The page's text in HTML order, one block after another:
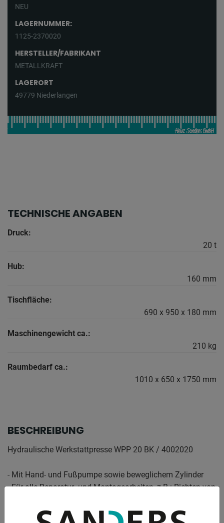
NEU
LAGERNUMMER:
1125-2370020
HERSTELLER/FABRIKANT
METALLKRAFT
LAGERORT
49779 Niederlangen
TECHNISCHE ANGABEN
Druck:
20 t
Hub:
160 mm
Tischfläche:
690 x 950 x 180 mm
Maschinengewicht ca.:
210 kg
Raumbedarf ca.:
1010 x 650 x 1750 mm
BESCHREIBUNG
Hydraulische Werkstattpresse WPP 20 BK / 4002020
- Mit Hand- und Fußpumpe sowie beweglichem Zylinder
- Für alle Reparatur- und Montagearbeiten, z.B.: Richten von
Wellen, usw.; Aus- und Einpressen von Lagern, Bolzen und